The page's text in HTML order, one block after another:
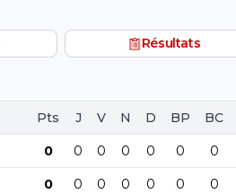
Résultats
Pts J V N D BP BC
0 0 0 0 0 0 0
0 0 0 0 0 0 0